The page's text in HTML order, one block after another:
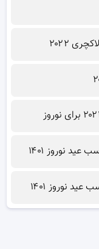
۲۰۲۲
نوروز ۱۴۰۱